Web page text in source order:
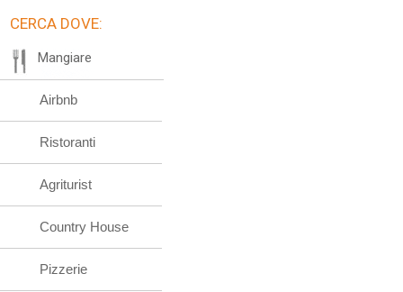
CERCA DOVE:
Mangiare
Airbnb
Ristoranti
Agriturist
Country House
Pizzerie